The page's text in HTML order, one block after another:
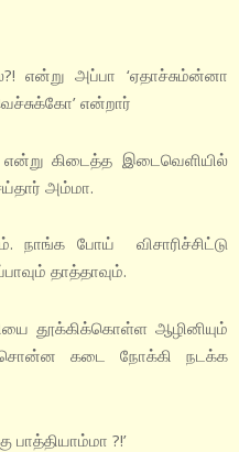
என்று அப்பா ‘ஏதாச்சும்ன்னா
என்றார்
கிடைத்த இடைவெளியில்
அம்மா.
நாங்க போய் விசாரிச்சிட்டு
தாத்தாவும்.
தூக்கிக்கொள்ள ஆழினியும்
சொன்ன கடை நோக்கி நடக்க
?!’